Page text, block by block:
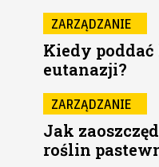
ZARZĄDZANIE
Kiedy
eutanazji?
ZARZĄDZANIE
Jak
roślin